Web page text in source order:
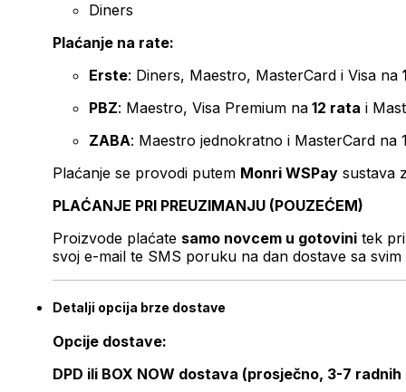
Diners
Plaćanje na rate:
Erste: Diners, Maestro, MasterCard i Visa na
PBZ: Maestro, Visa Premium na 12 rata i
ZABA: Maestro jednokratno i MasterCard na
Plaćanje se provodi putem Monri WSPay sustava
PLAĆANJE PRI PREUZIMANJU (POUZEĆEM)
Proizvode plaćate samo novcem u gotovini tek
svoj e-mail te SMS poruku na dan dostave sa svim
Detalji opcija brze dostave
Opcije dostave:
DPD ili BOX NOW dostava (prosječno, 3-7 radnih